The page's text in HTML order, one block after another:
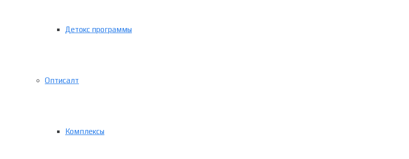
Детокс программы
Оптисалт
Комплексы